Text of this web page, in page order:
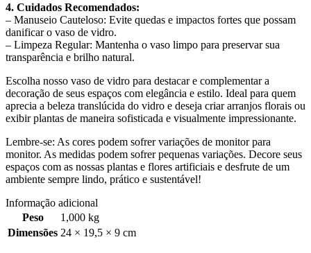
4. Cuidados Recomendados:
– Manuseio Cauteloso: Evite quedas e impactos fortes que possam
danificar o vaso de vidro.
– Limpeza Regular: Mantenha o vaso limpo para preservar sua
transparência e brilho natural.
Escolha nosso vaso de vidro para destacar e complementar a
decoração de seus espaços com elegância e estilo. Ideal para quem
aprecia a beleza translúcida do vidro e deseja criar arranjos florais ou
exibir plantas de maneira sofisticada e visualmente impressionante.
Lembre-se: As cores podem sofrer variações de monitor para
monitor. As medidas podem sofrer pequenas variações. Decore seus
espaços com as nossas plantas e flores artificiais e desfrute de um
ambiente sempre lindo, prático e sustentável!
Informação adicional
Peso
1,000 kg
Dimensões 24 × 19,5 × 9 cm